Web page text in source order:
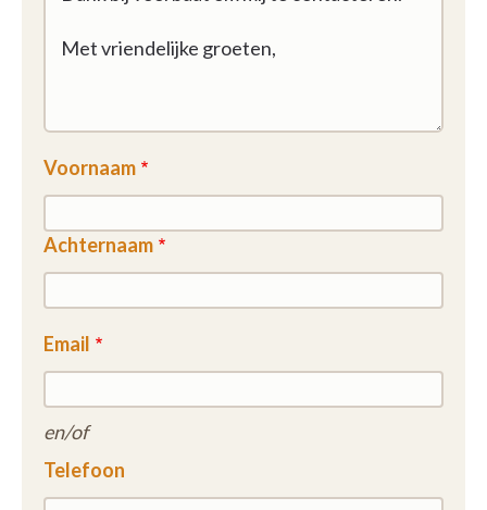
Veel en gevarieerde animatie met personen van
buitenaf zoals: zangers, muzikanten, vrijwilligers die
Regelmatige uitnodigingen aan buren, familieleden
en iedereen die geïnteresseerd is in het ontmoeten
van onze bewoners, vrij en spontaan.
Omdat onze vestiging cultureel, sociaal en
filosofisch open is....
Kortom, dankzij de architectuur en de inrichting
van de centrale tuin, is Residentie Bellevue
volledig in de wijk geïntegreerd en het hart van
Vorst.
Voornaam
Achternaam
Email
en/of
Telefoon